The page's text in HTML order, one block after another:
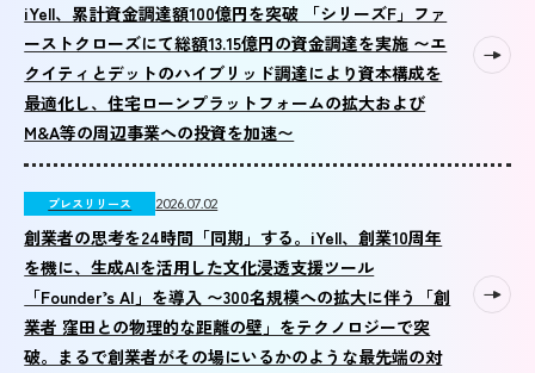
iYell、累計資金調達額100億円を突破 「シリーズF」ファ
ーストクローズにて総額13.15億円の資金調達を実施 〜エ
クイティとデットのハイブリッド調達により資本構成を
最適化し、住宅ローンプラットフォームの拡大および
M&A等の周辺事業への投資を加速〜
プレスリリース 2026.07.02
創業者の思考を24時間「同期」する。iYell、創業10周年
を機に、生成AIを活用した文化浸透支援ツール
「Founder’s AI」を導入 〜300名規模への拡大に伴う「創
業者 窪田との物理的な距離の壁」をテクノロジーで突
破。まるで創業者がその場にいるかのような最先端の対